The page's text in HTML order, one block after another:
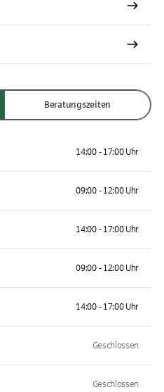
Beratungszeiten
14:00 - 17:00 Uhr
09:00 - 12:00 Uhr
14:00 - 17:00 Uhr
09:00 - 12:00 Uhr
14:00 - 17:00 Uhr
Geschlossen
Geschlossen